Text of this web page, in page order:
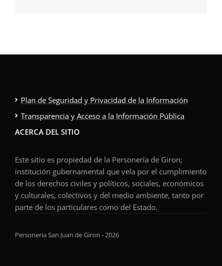
Plan de Seguridad y Privacidad de la Información
Transparencia y Acceso a la Información Pública
ACERCA DEL SITIO
Este sitio es propiedad de la Personería de Giron;
institución gubernamental que vela por el cumplimiento
de los derechos civiles y políticos, sociales, económicos
y culturales, colectivos y del medio ambiente, tanto por
parte de los particulares como del Estado.
Personeria San Juan de Giron - 2026